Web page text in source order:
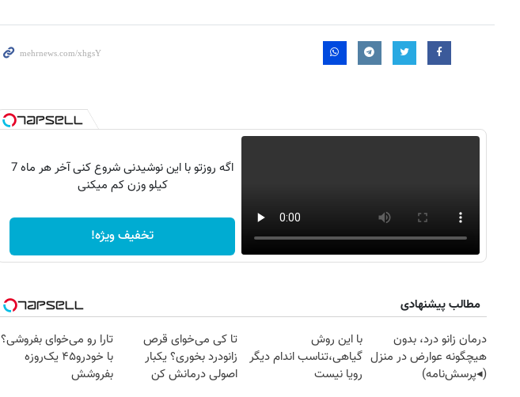
اگه روزتو با این نوشیدنی شروع کنی آخر هر ماه 7
کیلو وزن کم میکنی
تخفیف ویژه!
مطالب پیشنهادی
درمان زانو درد، بدون
هیچگونه عوارض در منزل
(◂پرسش‌نامه)
با این روش
گیاهی،تناسب اندام دیگر
رویا نیست
تا کی می‌خوای قرص
زانودرد بخوری؟ یکبار
اصولی درمانش کن
تارا رو می‌خوای بفروشی؟
با خودرو۴۵ یک‌روزه
بفروشش
روزنامه‌های ورزشی پنج‌شنبه ۱۵ مرداد ۱۴۰۵